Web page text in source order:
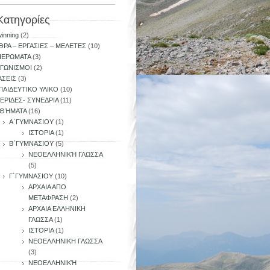
(2)
– ΕΡΓΑΣΙΕΣ – ΜΕΛΕΤΕΣ (10)
(3)
(2)
(3)
ΥΛΙΚΟ (10)
ΣΥΝΕΔΡΙΑ(11)
(16)
Α΄ΓΥΜΝΑΣΙΟΥ (1)
ΙΣΤΟΡΙΑ(1)
Β΄ΓΥΜΝΑΣΙΟΥ(5)
ΝΕΟΕΛΛΗΝΙΚΉ ΓΛΩΣΣΑ
(5)
Γ΄ΓΥΜΝΑΣΙΟΥ (10)
ΑΡΧΑΙΑ ΑΠΟ
ΜΕΤΑΦΡΑΣΗ (2)
ΑΡΧΑΙΑ ΕΛΛΗΝΙΚΗ
ΓΛΩΣΣΑ(1)
ΙΣΤΟΡΙΑ(1)
ΝΕΟΕΛΛΗΝΙΚΗ ΓΛΩΣΣΑ
(3)
ΝΕΟΕΛΛΗΝΙΚΉ